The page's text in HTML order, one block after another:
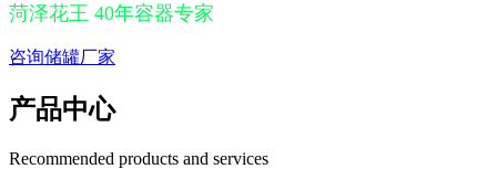
菏泽花王 40年容器专家
咨询储罐厂家
产品中心
Recommended products and services